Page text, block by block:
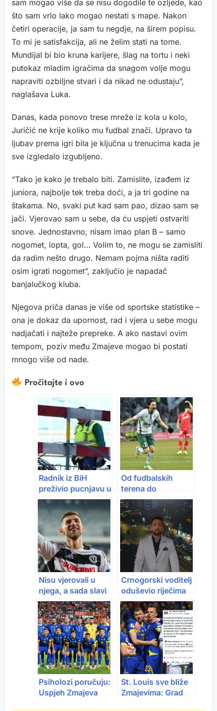
sam mogao više da se nisu dogodile te ozljede, kao
što sam vrlo lako mogao nestati s mape. Nakon
četiri operacije, ja sam tu negdje, na širem popisu.
To mi je satisfakcija, ali ne želim stati na tome.
Mundijal bi bio kruna karijere, šlag na tortu i neki
putokaz mladim igračima da snagom volje mogu
napraviti ozbiljne stvari i da nikad ne odustaju”,
naglašava Luka.
Danas, kada ponovo trese mreže iz kola u kolo,
Juričić ne krije koliko mu fudbal znači. Upravo ta
ljubav prema igri bila je ključna u trenucima kada je
sve izgledalo izgubljeno.
“Tako je kako je trebalo biti. Zamislite, izađem iz
juniora, najbolje tek treba doći, a ja tri godine na
štakama. No, svaki put kad sam pao, dizao sam se
jači. Vjerovao sam u sebe, da ću uspjeti ostvariti
snove. Jednostavno, nisam imao plan B – samo
nogomet, lopta, gol… Volim to, ne mogu se zamisliti
da radim nešto drugo. Nemam pojma ništa raditi
osim igrati nogomet”, zaključio je napadač
banjalučkog kluba.
Njegova priča danas je više od sportske statistike –
ona je dokaz da upornost, rad i vjera u sebe mogu
nadjačati i najteže prepreke. A ako nastavi ovim
tempom, poziv među Zmajeve mogao bi postati
mnogo više od nade.
Pročitajte i ovo
Radnik iz BiH
preživio pucnjavu u
Njemačkoj:
Penzioner dobio
3,5 godine zatvora
Od fudbalskih
terena do
humanosti: Neven
Subotić donirao
četiri miliona eura
za bolji svijet
Nisu vjerovali u
njega, a sada slavi
gol koji je podigao
naciju: Partizan ga
odbio, govorili da je
bolje da bude
izbacivač u
noćnom klubu
Crnogorski voditelj
oduševio riječima
nakon plasmana
BiH na Mundijal
Psiholozi poručuju:
Uspjeh Zmajeva
St. Louis sve bliže
Zmajevima: Grad